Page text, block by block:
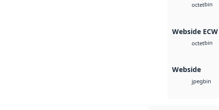
octetbin
Webside ECW
octetbin
Webside
jpegbin